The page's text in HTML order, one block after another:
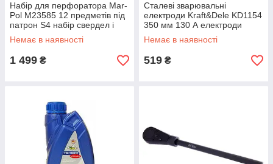
Набір для перфоратора Mar-
Pol M23585 12 предметів під
патрон S4 набір свердел і
доліт
Немає в наявності
1 499 ₴
Сталеві зварювальні
електроди Kraft&Dele KD1154
350 мм 130 А електроди
зварювальні по сталі
Немає в наявності
519 ₴